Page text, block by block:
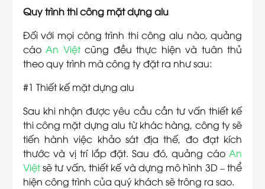
Quy trình thi công mặt dựng alu
Đối với mọi công trình thi công alu nào, quảng
cáoAn Việtcũng đều thực hiện và tuân thủ
theo quy trình mà công ty đặt ra như sau:
#1 Thiết kế mặt dựng alu
Sau khi nhận được yêu cầu cần tư vấn thiết kế
thi công mặt dựng alu từ khác hàng, công ty sẽ
tiến hành việc khảo sát địa thế, đo đạt kích
thước và vị trí lắp đặt. Sau đó, quảng cáoAn
Việtsẽ tư vấn, thiết kế và dựng mô hình 3D – thể
hiện công trình của quý khách sẽ trông ra sao.